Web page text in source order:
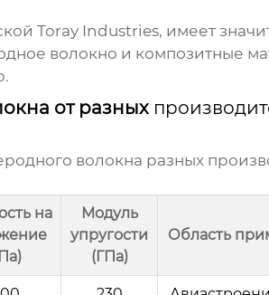
Toray Industries, имеет
волокно и композитные
от разных
волокна разных
на
Модуль
упругости
(ГПа)
Область